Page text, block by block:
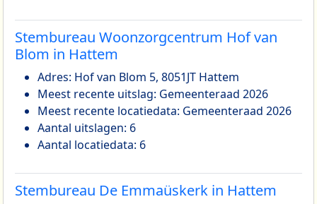
Stembureau Woonzorgcentrum Hof van
Blom in Hattem
Adres: Hof van Blom 5, 8051JT Hattem
Meest recente uitslag: Gemeenteraad 2026
Meest recente locatiedata: Gemeenteraad 2026
Aantal uitslagen: 6
Aantal locatiedata: 6
Stembureau De Emmaüskerk in Hattem